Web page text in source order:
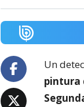
Un
pintura